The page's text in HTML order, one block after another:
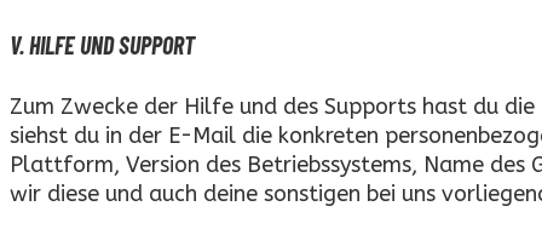
V. HILFE UND SUPPORT
Zum Zwecke der Hilfe und des Supports hast du
siehst du in der E-Mail die konkreten
Plattform, Version des Betriebssystems, Name des
wir diese und auch deine sonstigen bei uns